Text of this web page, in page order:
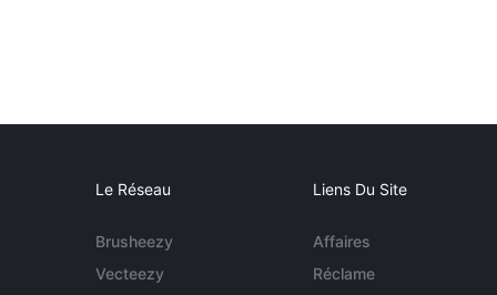
Le Réseau
Brusheezy
Vecteezy
Liens Du Site
Affaires
Réclame